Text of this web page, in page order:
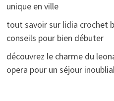
unique en ville
tout savoir sur lidia crochet
conseils pour bien débuter
découvrez le charme du
opera pour un séjour